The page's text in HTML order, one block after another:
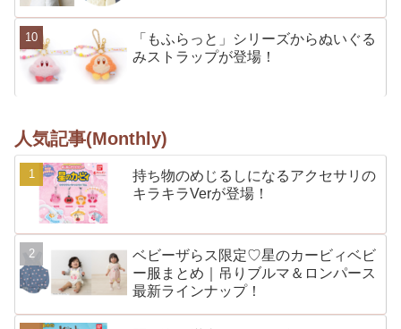
「もふらっと」シリーズからぬいぐる
みストラップが登場！
人気記事(Monthly)
持ち物のめじるしになるアクセサリの
キラキラVerが登場！
ベビーザらス限定♡星のカービィベビ
ー服まとめ｜吊りブルマ＆ロンパース
最新ラインナップ！